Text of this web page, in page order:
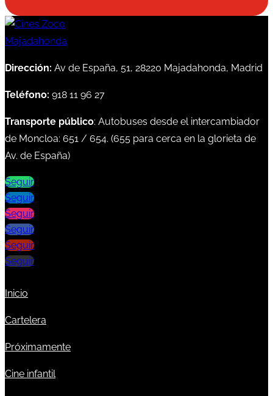
Dirección: Av de España, 51, 28220 Majadahonda, Madrid
Teléfono: 918 11 96 27
Transporte público: Autobuses desde el intercambiador
de Moncloa: 651 / 654. (655 para cerca en la glorieta de
Av. de España)
Seguir
Seguir
Seguir
Seguir
Seguir
Seguir
Inicio
Cartelera
Próximamente
Cine infantil